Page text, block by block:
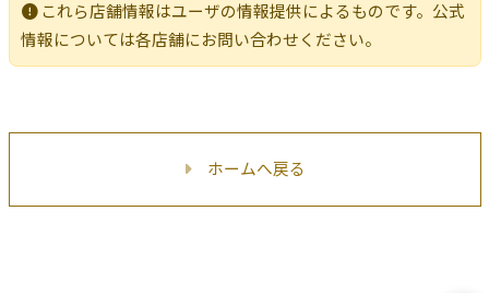
これら店舗情報はユーザの情報提供によるものです。公式
情報については各店舗にお問い合わせください。
ホームへ戻る